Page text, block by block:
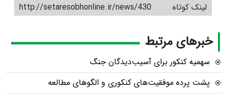
لینک کوتاه http://setaresobhonline.ir/news/430
خبرهای مرتبط
سهمیه کنکور برای آسیب‌دیدگان جنگ
پشت پرده موفقیت‌های کنکوری و الگوهای مطالعه